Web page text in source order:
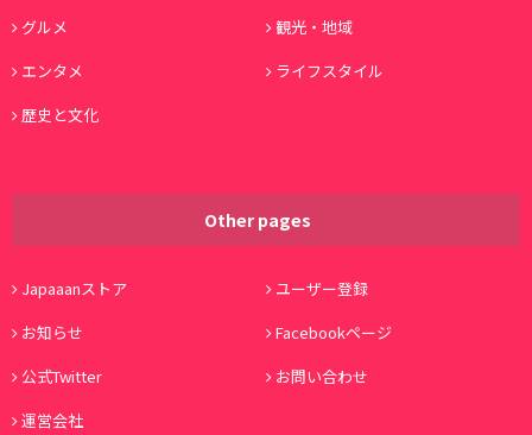
グルメ
観光・地域
エンタメ
ライフスタイル
歴史と文化
Other pages
Japaaanストア
ユーザー登録
お知らせ
Facebookページ
公式Twitter
お問い合わせ
運営会社